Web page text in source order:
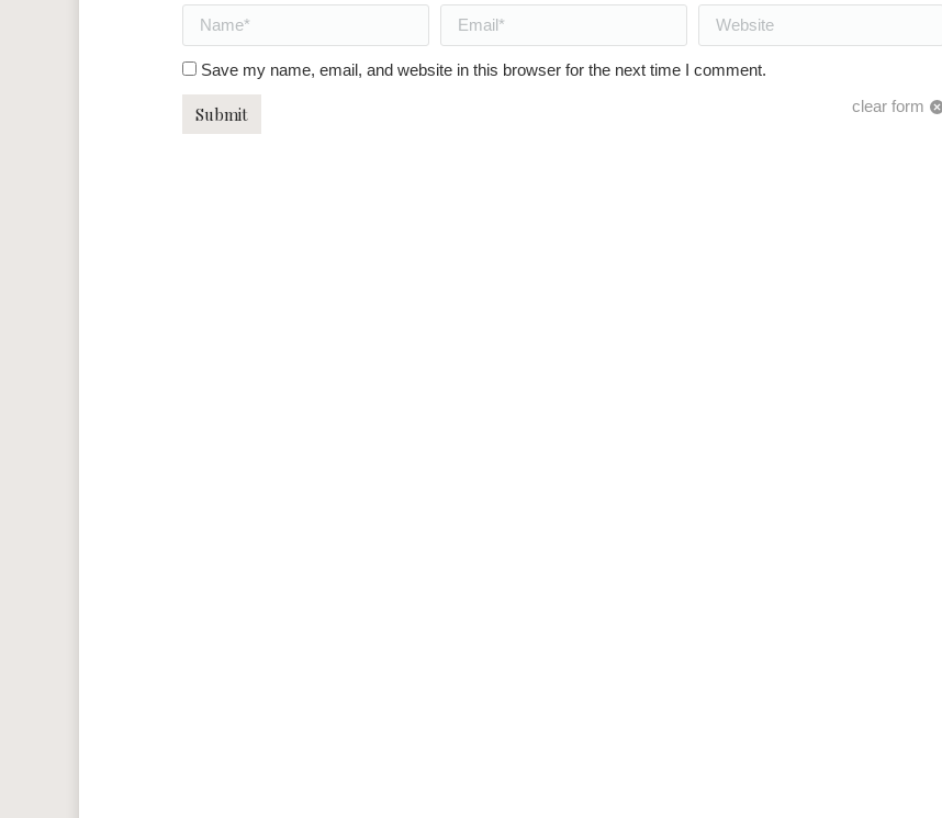
Name * Email * Website
Save my name, email, and website in this browser for the next time I comment.
clear form
Submit